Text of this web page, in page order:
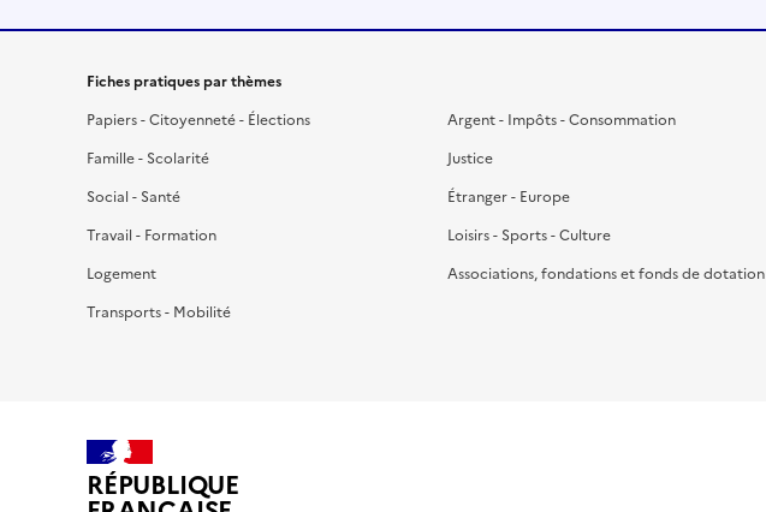
Fiches pratiques par thèmes
Papiers - Citoyenneté - Élections
Famille - Scolarité
Social - Santé
Travail - Formation
Logement
Transports - Mobilité
Argent - Impôts - Consommation
Justice
Étranger - Europe
Loisirs - Sports - Culture
Associations, fondations et fonds de dotation
RÉPUBLIQUE